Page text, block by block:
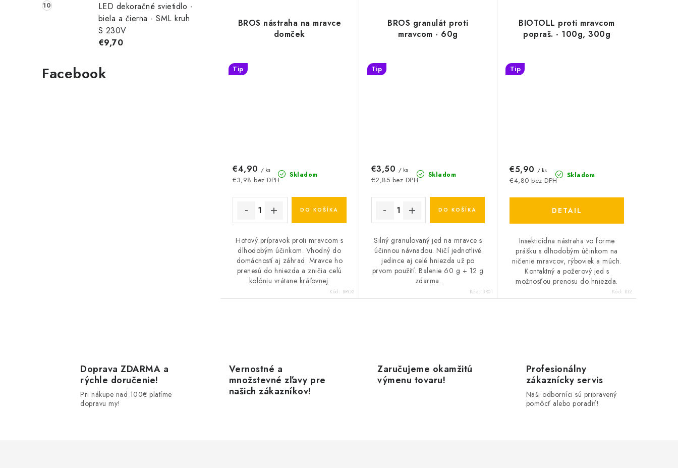
LED dekoračné svietidlo -
biela a čierna - SML kruh
S 230V
€9,70
Facebook
BROS nástraha na mravce
domček
Tip
Skladom
€3,98 bez DPH
€4,90 / ks
DO KOŠÍKA
Hotový prípravok proti mravcom s
dlhodobým účinkom. Vhodný do
domácností aj záhrad. Mravce ho
prenesú do hniezda a zničia celú
kolóniu vrátane kráľovnej.
Kód: BRO2
BROS granulát proti
mravcom - 60g
Tip
Skladom
€2,85 bez DPH
€3,50 / ks
DO KOŠÍKA
Silný granulovaný jed na mravce s
účinnou návnadou. Ničí jednotlivé
jedince aj celé hniezda už po
prvom použití. Balenie 60 g + 12 g
zdarma.
Kód: BR01
BIOTOLL proti mravcom
popraš. - 100g, 300g
Tip
Skladom
€4,80 bez DPH
€5,90 / ks
DETAIL
Insekticídna nástraha vo forme
prášku s dlhodobým účinkom na
ničenie mravcov, rýboviek a múch.
Kontaktný a požerový jed s
možnosťou prenosu do hniezda.
Kód: BI2
Doprava ZDARMA a
rýchle doručenie!
Pri nákupe nad 100€ platíme
dopravu my!
Vernostné a
množstevné zľavy pre
našich zákazníkov!
Zaručujeme okamžitú
výmenu tovaru!
Profesionálny
zákaznícky servis
Naši odborníci sú pripravený
pomôcť alebo poradiť!